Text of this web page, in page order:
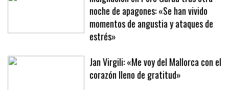
Indignación en Pere Garau tras otra
noche de apagones: «Se han vivido
momentos de angustia y ataques de
estrés»
Jan Virgili: «Me voy del Mallorca con el